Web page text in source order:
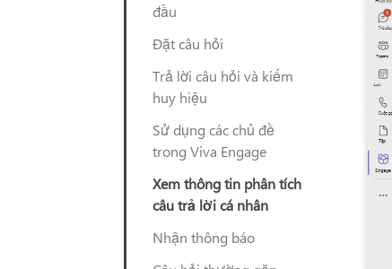
đầu
Đặt câu hỏi
Trả lời câu hỏi và kiếm
huy hiệu
Sử dụng các chủ đề
trong Viva Engage
Xem thông tin phân tích
câu trả lời cá nhân
Nhận thông báo